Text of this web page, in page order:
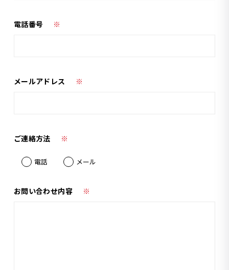
電話番号 ※
メールアドレス ※
ご連絡方法 ※
電話 メール
お問い合わせ内容 ※